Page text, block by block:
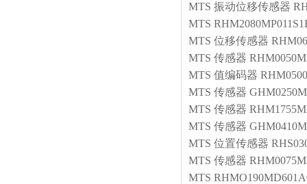
MTS 振动位移传感器
MTS
MTS 位移传感器
MTS 传感器
MTS 值编码器
MTS 传感器
MTS 传感器
MTS 传感器
MTS 位置传感器
MTS 传感器
MTS